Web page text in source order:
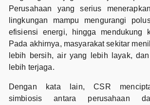
Perusahaan yang serius
lingkungan mampu mengurangi
efisiensi energi, hingga mendukung
Pada akhirnya, masyarakat sekitar
lebih bersih, air yang lebih layak,
lebih terjaga.
Dengan kata lain, CSR
simbiosis antara perusahaan